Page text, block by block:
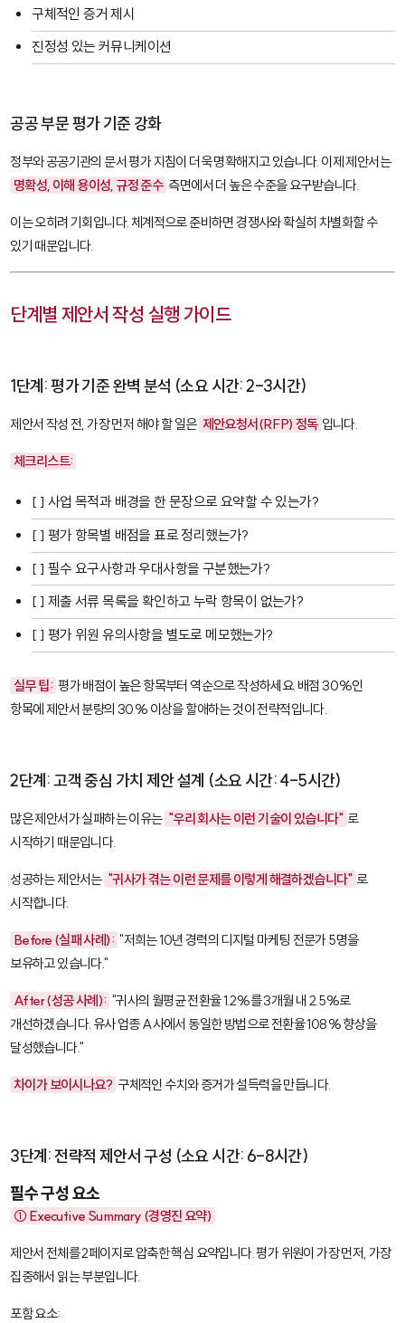
구체적인 증거 제시
진정성 있는 커뮤니케이션
공공 부문 평가 기준 강화
정부와 공공기관의 문서 평가 지침이 더욱 명확해지고 있습니다. 이제 제안서는
명확성, 이해 용이성, 규정 준수 측면에서 더 높은 수준을 요구받습니다.
이는 오히려 기회입니다. 체계적으로 준비하면 경쟁사와 확실히 차별화할 수
있기 때문입니다.
단계별 제안서 작성 실행 가이드
1단계: 평가 기준 완벽 분석 (소요 시간: 2-3시간)
제안서 작성 전, 가장 먼저 해야 할 일은 제안요청서(RFP) 정독 입니다.
체크리스트:
[ ] 사업 목적과 배경을 한 문장으로 요약할 수 있는가?
[ ] 평가 항목별 배점을 표로 정리했는가?
[ ] 필수 요구사항과 우대사항을 구분했는가?
[ ] 제출 서류 목록을 확인하고 누락 항목이 없는가?
[ ] 평가 위원 유의사항을 별도로 메모했는가?
실무 팁: 평가 배점이 높은 항목부터 역순으로 작성하세요. 배점 30%인
항목에 제안서 분량의 30% 이상을 할애하는 것이 전략적입니다.
2단계: 고객 중심 가치 제안 설계 (소요 시간: 4-5시간)
많은 제안서가 실패하는 이유는 "우리 회사는 이런 기술이 있습니다" 로
시작하기 때문입니다.
성공하는 제안서는 "귀사가 겪는 이런 문제를 이렇게 해결하겠습니다" 로
시작합니다.
Before (실패 사례): "저희는 10년 경력의 디지털 마케팅 전문가 5명을
보유하고 있습니다."
After (성공 사례): "귀사의 월평균 전환율 1.2%를 3개월 내 2.5%로
개선하겠습니다. 유사 업종 A사에서 동일한 방법으로 전환율 108% 향상을
달성했습니다."
차이가 보이시나요? 구체적인 수치와 증거가 설득력을 만듭니다.
3단계: 전략적 제안서 구성 (소요 시간: 6-8시간)
필수 구성 요소
① Executive Summary (경영진 요약)
제안서 전체를 2페이지로 압축한 핵심 요약입니다. 평가 위원이 가장 먼저, 가장
집중해서 읽는 부분입니다.
포함 요소: